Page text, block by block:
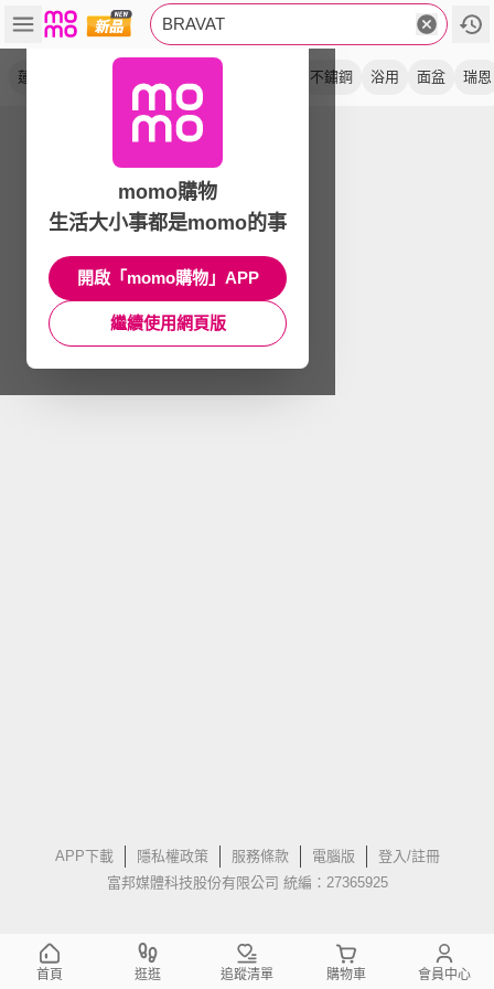
BRAVAT
蓮蓬頭 不鏽鋼 浴用 面盆 瑞恩
APP下載 隱私權政策 服務條款 電腦版
登入/註冊
富邦媒體科技股份有限公司 統編：27365925
momo購物
生活大小事都是momo的事
開啟「momo購物」APP
繼續使用網頁版
首頁 逛逛 追蹤清單 購物車 會員中心